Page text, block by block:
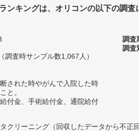
ンキングは、オリコンの以下の調査
調査時サンプル数1,067人）
された時やがんで入院した時
と。
付金、手術給付金、通院給付
調査
調査
リーニング（回収したデータから不正